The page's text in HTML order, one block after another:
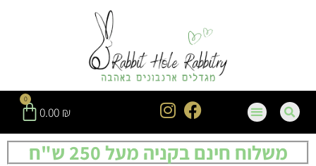
0.00 ₪
0
משלוח חינם בקניה מעל 250 ש"ח